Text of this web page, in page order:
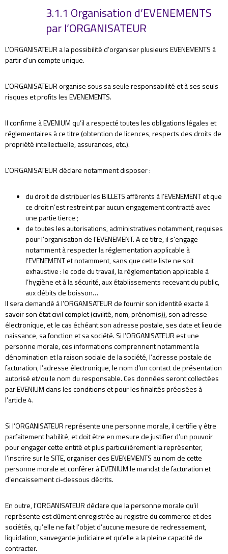
3.1.1 Organisation d’EVENEMENTS
par l’ORGANISATEUR
L’ORGANISATEUR a la possibilité d’organiser plusieurs EVENEMENTS à
partir d’un compte unique.
L’ORGANISATEUR organise sous sa seule responsabilité et à ses seuls
risques et profits les EVENEMENTS.
Il confirme à EVENIUM qu’il a respecté toutes les obligations légales et
réglementaires à ce titre (obtention de licences, respects des droits de
propriété intellectuelle, assurances, etc.).
L’ORGANISATEUR déclare notamment disposer :
du droit de distribuer les BILLETS afférents à l’EVENEMENT et que
ce droit n’est restreint par aucun engagement contracté avec
une partie tierce ;
de toutes les autorisations, administratives notamment, requises
pour l’organisation de l’EVENEMENT. A ce titre, il s’engage
notamment à respecter la réglementation applicable à
l’EVENEMENT et notamment, sans que cette liste ne soit
exhaustive : le code du travail, la réglementation applicable à
l’hygiène et à la sécurité, aux établissements recevant du public,
aux débits de boisson…
Il sera demandé à l’ORGANISATEUR de fournir son identité exacte à
savoir son état civil complet (civilité, nom, prénom(s)), son adresse
électronique, et le cas échéant son adresse postale, ses date et lieu de
naissance, sa fonction et sa société. Si l’ORGANISATEUR est une
personne morale, ces informations comprennent notamment la
dénomination et la raison sociale de la société, l’adresse postale de
facturation, l’adresse électronique, le nom d’un contact de présentation
autorisé et/ou le nom du responsable. Ces données seront collectées
par EVENIUM dans les conditions et pour les finalités précisées à
l’article 4.
Si l’ORGANISATEUR représente une personne morale, il certifie y être
parfaitement habilité, et doit être en mesure de justifier d’un pouvoir
pour engager cette entité et plus particulièrement la représenter,
l’inscrire sur le SITE, organiser des EVENEMENTS au nom de cette
personne morale et conférer à EVENIUM le mandat de facturation et
d’encaissement ci-dessous décrits.
En outre, l’ORGANISATEUR déclare que la personne morale qu’il
représente est dûment enregistrée au registre du commerce et des
sociétés, qu’elle ne fait l’objet d’aucune mesure de redressement,
liquidation, sauvegarde judiciaire et qu’elle a la pleine capacité de
contracter.